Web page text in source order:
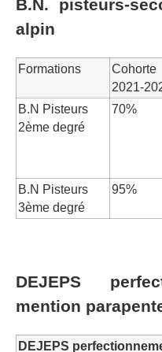
B.N. pisteurs-
alpin
Formations
Cohorte
2021-
B.N Pisteurs
2ème degré
70%
B.N Pisteurs
3ème degré
95%
DEJEPS
mention
DEJEPS